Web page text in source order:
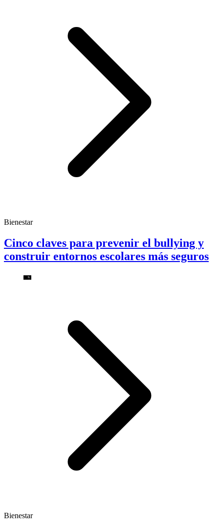
Bienestar
Cinco claves para prevenir el bullying y
construir entornos escolares más seguros
Bienestar